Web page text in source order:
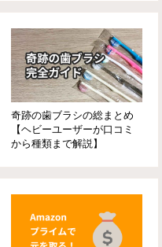
奇跡の歯ブラシの総まとめ
【ヘビーユーザーが口コミ
から種類まで解説】